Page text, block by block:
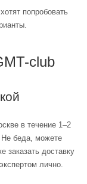
попробовать
club
в течение 1–2
Не беда, можете
заказать доставку
лично.